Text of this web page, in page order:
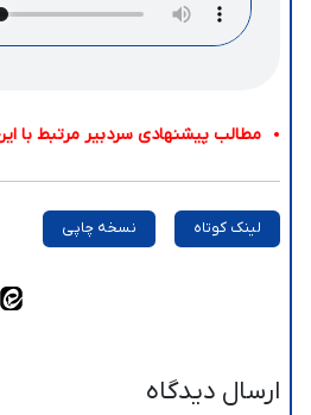
مطالب پیشنهادی سردبیر مرتبط با
لینک کوتاه نسخه چاپی
ارسال دیدگاه